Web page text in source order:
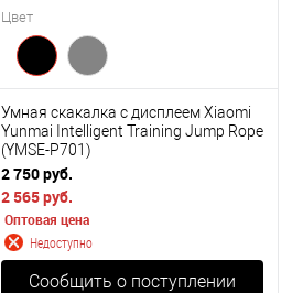
Цвет
Умная скакалка с дисплеем Xiaomi
Yunmai Intelligent Training Jump Rope
(YMSE-P701)
2 750 руб.
2 565 руб.
Оптовая цена
Недоступно
Сообщить о поступлении